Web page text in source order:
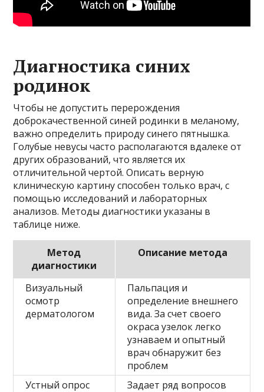
Диагностика синих
родинок
Чтобы не допустить перерождения
доброкачественной синей родинки в меланому,
важно определить природу синего пятнышка.
Голубые невусы часто располагаются вдалеке от
других образований, что является их
отличительной чертой. Описать верную
клиническую картину способен только врач, с
помощью исследований и лабораторных
анализов. Методы диагностики указаны в
таблице ниже.
Метод
диагностики
Описание метода
Визуальный
осмотр
дерматологом
Пальпация и
определение внешнего
вида. За счет своего
окраса узелок легко
узнаваем и опытный
врач обнаружит без
проблем
Устный опрос
Задает ряд вопросов